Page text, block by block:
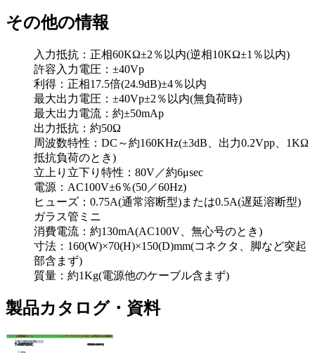
その他の情報
入力抵抗：正相60KΩ±2％以内(逆相10KΩ±1％以内)
許容入力電圧：±40Vp
利得：正相17.5倍(24.9dB)±4％以内
最大出力電圧：±40Vp±2％以内(無負荷時)
最大出力電流：約±50mAp
出力抵抗：約50Ω
周波数特性：DC～約160KHz(±3dB、出力0.2Vpp、1KΩ
抵抗負荷のとき)
立上り立下り特性：80V／約6μsec
電源：AC100V±6％(50／60Hz)
ヒューズ：0.75A(通常溶断型)または0.5A(遅延溶断型)
ガラス管ミニ
消費電流：約130mA(AC100V、無心号のとき)
寸法：160(W)×70(H)×150(D)mm(コネクタ、脚など突起
部含まず)
質量：約1Kg(電源他のケーブル含まず)
製品カタログ・資料